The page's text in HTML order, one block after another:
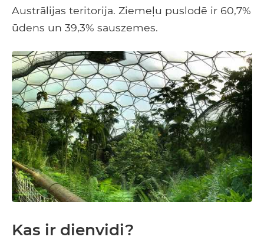
Austrālijas teritorija. Ziemeļu puslodē ir 60,7%
ūdens un 39,3% sauszemes.
Kas ir dienvidi?